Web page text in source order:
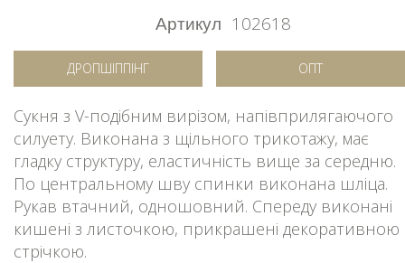
Артикул 102618
ДРОПШІППІНГ ОПТ
Сукня з V-подібним вирізом, напівприлягаючого
силуету. Виконана з щільного трикотажу, має
гладку структуру, еластичність вище за середню.
По центральному шву спинки виконана шліца.
Рукав втачний, одношовний. Спереду виконані
кишені з листочкою, прикрашені декоративною
стрічкою.